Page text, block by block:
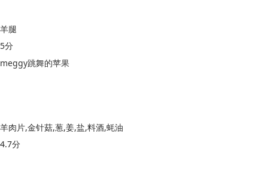
羊腿
5分
meggy跳舞的苹果
羊肉片,金针菇,葱,姜,盐,料酒,蚝油
4.7分